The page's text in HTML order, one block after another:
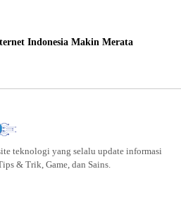
Indonesia Makin Merata
teknologi yang selalu update informasi
& Trik, Game, dan Sains.